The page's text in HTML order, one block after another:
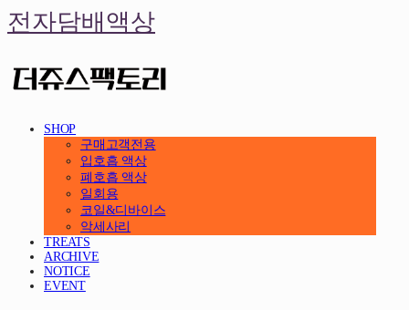
전자담배액상
SHOP
구매고객전용
입호흡 액상
폐호흡 액상
일회용
코일&디바이스
악세사리
TREATS
ARCHIVE
NOTICE
EVENT